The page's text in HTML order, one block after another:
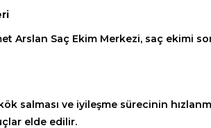
Saç Ekim Merkezi, saç ekimi
salması ve iyileşme sürecinin
elde edilir.